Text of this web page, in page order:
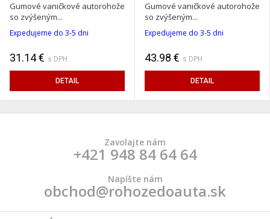
Gumové vaničkové autorohože
so zvýšeným...
Expedujeme do 3-5 dni
31.14 € s DPH
DETAIL
Gumové vaničkové autorohože
so zvýšeným...
Expedujeme do 3-5 dni
43.98 € s DPH
DETAIL
Zavolajte nám
+421 948 84 64 64
Napíšte nám
obchod@rohozedoauta.sk